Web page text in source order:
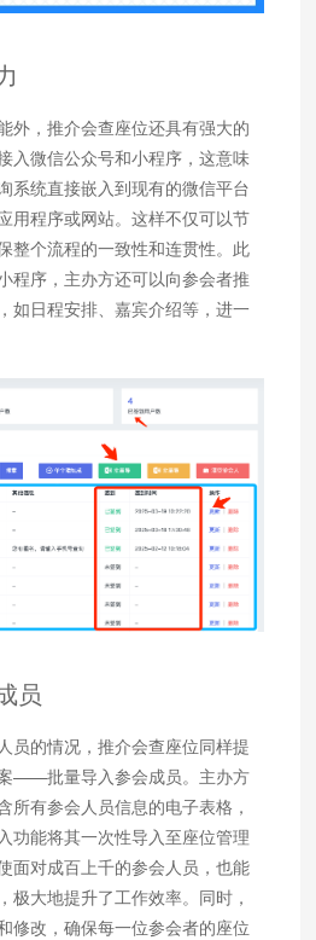
外，推介会查座位还具有强大的
入微信公众号和小程序，这意味
系统直接嵌入到现有的微信平台
用程序或网站。这样不仅可以节
整个流程的一致性和连贯性。此
程序，主办方还可以向参会者推
如日程安排、嘉宾介绍等，进一
员
员的情况，推介会查座位同样提
——批量导入参会成员。主办方
所有参会人员信息的电子表格，
功能将其一次性导入至座位管理
面对成百上千的参会人员，也能
极大地提升了工作效率。同时，
修改，确保每一位参会者的座位